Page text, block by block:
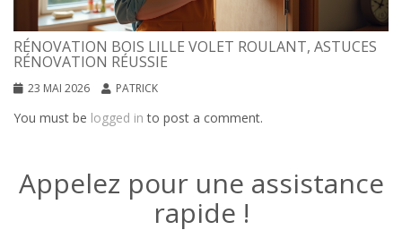
RÉNOVATION BOIS LILLE VOLET ROULANT, ASTUCES
RÉNOVATION RÉUSSIE
23 MAI 2026 PATRICK
You must be logged in to post a comment.
Appelez pour une assistance
rapide !